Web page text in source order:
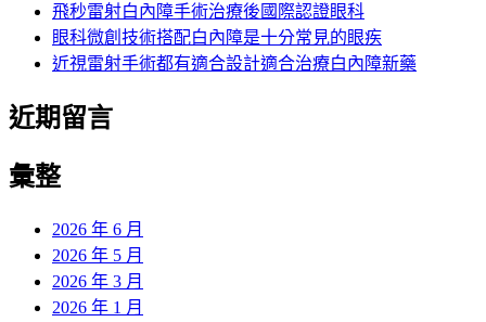
飛秒雷射白內障手術治療後國際認證眼科
眼科微創技術搭配白內障是十分常見的眼疾
近視雷射手術都有適合設計適合治療白內障新藥
近期留言
彙整
2026 年 6 月
2026 年 5 月
2026 年 3 月
2026 年 1 月